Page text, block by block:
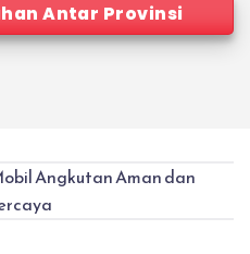
Antar Provinsi
Angkutan Aman dan